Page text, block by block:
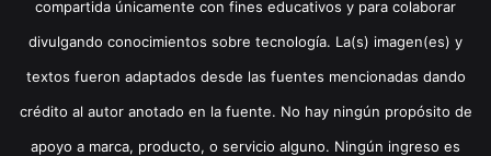
compartida únicamente con fines educativos y para colaborar
divulgando conocimientos sobre tecnología. La(s) imagen(es) y
textos fueron adaptados desde las fuentes mencionadas dando
crédito al autor anotado en la fuente. No hay ningún propósito de
apoyo a marca, producto, o servicio alguno. Ningún ingreso es